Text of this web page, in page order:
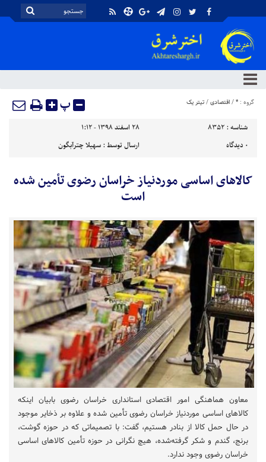
گروه : *
/اقتصادی/تیتر یک پ
شناسه : 8352
۲۸ اسفند ۱۳۹۸ - ۱:۱۲
۰ دیدگاه ارسال توسط :سهیلا چترآبگون
کالاهای اساسی موردنیاز خراسان رضوی تأمین شده
است
معاون هماهنگی امور اقتصادی استانداری خراسان رضوی بابیان اینکه
کالاهای اساسی موردنیاز خراسان رضوی تأمین شده و علاوه بر ذخایر موجود
در حال حمل کالا از بنادر هستیم، گفت: با تصمیماتی که در حوزه گوشت،
برنج، گندم و شکر گرفته‌شده، هیچ نگرانی در حوزه تأمین کالاهای اساسی
خراسان رضوی وجود ندارد.